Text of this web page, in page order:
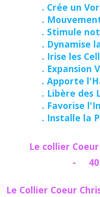
. Crée un
. Mouvement
. Stimule
. Dynamise la
. Irise les
. Expansion
. Apporte l'
. Libère des
. Favorise
. Installe la
Le collier
- 40
Le Collier Coeur